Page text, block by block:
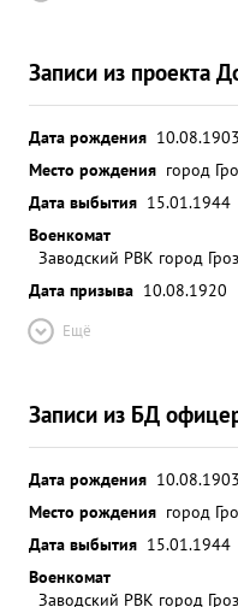
Записи из проекта
Дата рождения 10.08.1903
Место рождения город
Дата выбытия 15.01.1944
Военкомат
Заводский РВК город
Дата призыва 10.08.1920
Ещё
Записи из БД
Дата рождения 10.08.1903
Место рождения город
Дата выбытия 15.01.1944
Военкомат
Заводский РВК город